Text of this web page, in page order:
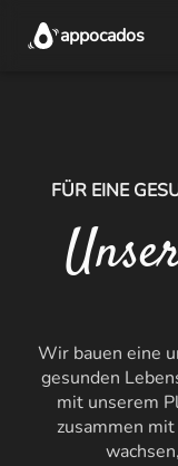
appocados
FÜR EINE
Wir bauen eine
gesunden
mit unserem
zusammen
Autor:innen
Preise
DEUTSCH